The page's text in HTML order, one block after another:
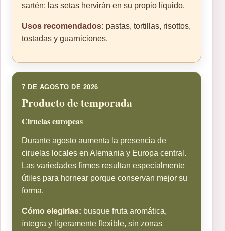
sartén; las setas hervirán en su propio líquido.
Usos recomendados: pastas, tortillas, risottos,
tostadas y guarniciones.
7 DE AGOSTO DE 2026
Producto de temporada
Ciruelas europeas
Durante agosto aumenta la presencia de
ciruelas locales en Alemania y Europa central.
Las variedades firmes resultan especialmente
útiles para hornear porque conservan mejor su
forma.
Cómo elegirlas: busque fruta aromática,
íntegra y ligeramente flexible, sin zonas